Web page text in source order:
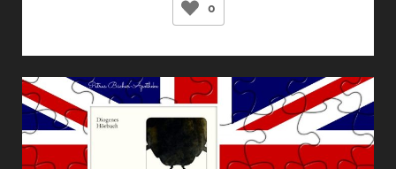
VÖGEL
(EIMAR
O’DUFFY)
0